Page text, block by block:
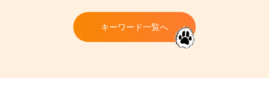
キーワード一覧へ